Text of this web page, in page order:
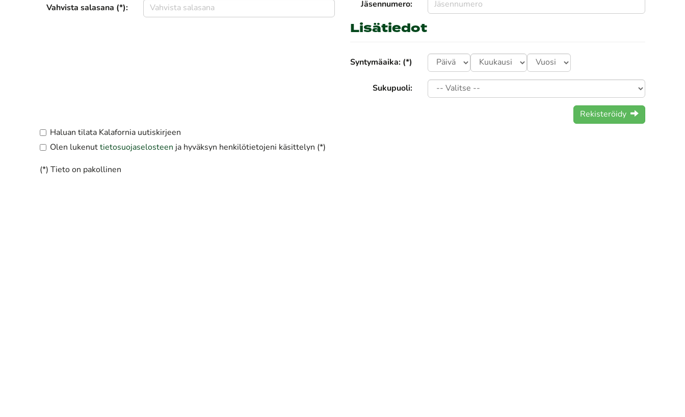
Vahvista salasana (*): Jäsennumero:
Lisätiedot
Syntymäaika: (*)
Sukupuoli:
Rekisteröidy
Haluan tilata Kalafornia uutiskirjeen
Olen lukenut tietosuojaselosteen ja hyväksyn henkilötietojeni käsittelyn (*)
(*) Tieto on pakollinen